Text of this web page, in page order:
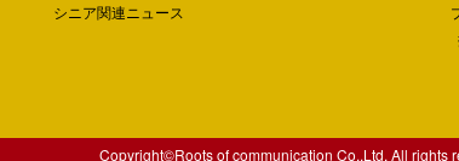
シニア関連ニュース
Copyright©Roots of communication Co.,Ltd. All rights